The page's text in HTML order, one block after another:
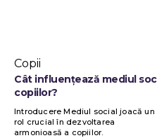
Copii
Cât influențează mediul
copiilor?
Introducere Mediul social joacă un
rol crucial în dezvoltarea
armonioasă a copiilor.
Interacțiunile sociale îi ajută pe